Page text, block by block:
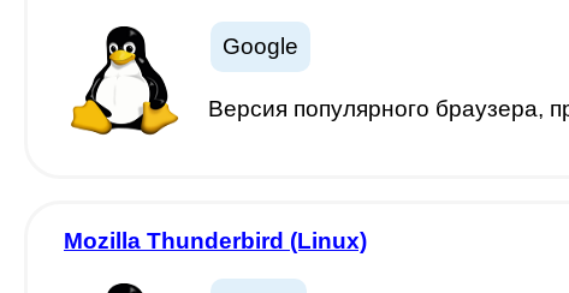
Google
Версия популярного браузера,
Mozilla Thunderbird (Linux)